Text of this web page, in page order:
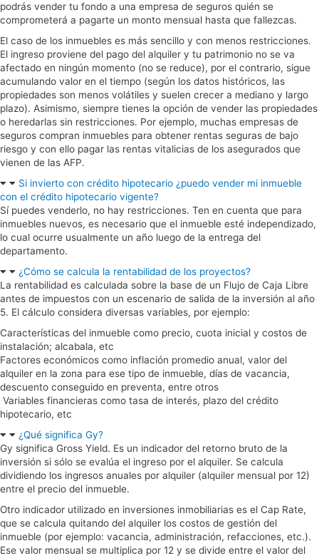
podrás vender tu fondo a una empresa de seguros quién se
comprometerá a pagarte un monto mensual hasta que fallezcas.
El caso de los inmuebles es más sencillo y con menos restricciones.
El ingreso proviene del pago del alquiler y tu patrimonio no se va
afectado en ningún momento (no se reduce), por el contrario, sigue
acumulando valor en el tiempo (según los datos históricos, las
propiedades son menos volátiles y suelen crecer a mediano y largo
plazo). Asimismo, siempre tienes la opción de vender las propiedades
o heredarlas sin restricciones. Por ejemplo, muchas empresas de
seguros compran inmuebles para obtener rentas seguras de bajo
riesgo y con ello pagar las rentas vitalicias de los asegurados que
vienen de las AFP.
Si invierto con crédito hipotecario ¿puedo vender mi inmueble
con el crédito hipotecario vigente?
Sí puedes venderlo, no hay restricciones. Ten en cuenta que para
inmuebles nuevos, es necesario que el inmueble esté independizado,
lo cual ocurre usualmente un año luego de la entrega del
departamento.
¿Cómo se calcula la rentabilidad de los proyectos?
La rentabilidad es calculada sobre la base de un Flujo de Caja Libre
antes de impuestos con un escenario de salida de la inversión al año
5. El cálculo considera diversas variables, por ejemplo:
Características del inmueble como precio, cuota inicial y costos de
instalación; alcabala, etc
Factores económicos como inflación promedio anual, valor del
alquiler en la zona para ese tipo de inmueble, días de vacancia,
descuento conseguido en preventa, entre otros
Variables financieras como tasa de interés, plazo del crédito
hipotecario, etc
¿Qué significa Gy?
Gy significa Gross Yield. Es un indicador del retorno bruto de la
inversión si sólo se evalúa el ingreso por el alquiler. Se calcula
dividiendo los ingresos anuales por alquiler (alquiler mensual por 12)
entre el precio del inmueble.
Otro indicador utilizado en inversiones inmobiliarias es el Cap Rate,
que se calcula quitando del alquiler los costos de gestión del
inmueble (por ejemplo: vacancia, administración, refacciones, etc.).
Ese valor mensual se multiplica por 12 y se divide entre el valor del